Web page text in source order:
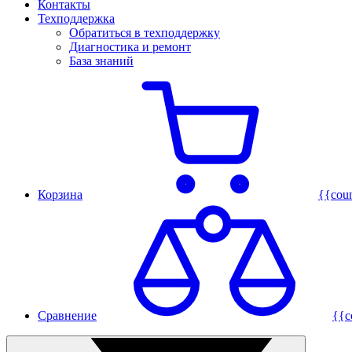
Контакты
Техподдержка
Обратиться в техподдержку
Диагностика и ремонт
База знаний
Корзина
Сравнение